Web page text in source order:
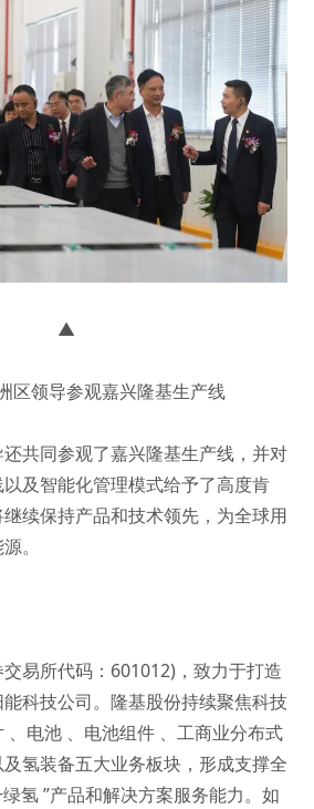
▲
区领导参观嘉兴隆基生产线
共同参观了嘉兴隆基生产线，并对
及智能化管理模式给予了高度肯
续保持产品和技术领先，为全球用
。
易所代码：601012)，致力于打造
科技公司。隆基股份持续聚焦科技
、电池 、电池组件 、工商业分布式
氢装备五大业务板块，形成支撑全
氢 ”产品和解决方案服务能力。如